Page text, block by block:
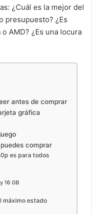
¿Cuál es la mejor del
presupuesto? ¿Es
AMD? ¿Es una locura
antes de comprar
gráfica
comprar
es para todos
16 GB
máximo estado